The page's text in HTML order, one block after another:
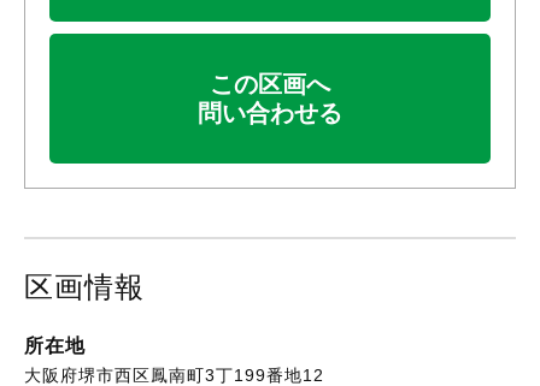
この区画へ
問い合わせる
区画情報
所在地
大阪府堺市西区鳳南町3丁199番地12